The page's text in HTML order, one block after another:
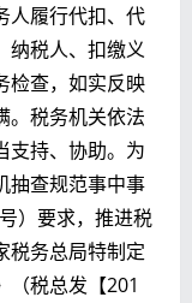
人履行代扣、代
纳税人、扣缴义
检查，如实反映
。税务机关依法
支持、协助。为
抽查规范事中事
）要求，推进税
税务总局特制定
（税总发【201